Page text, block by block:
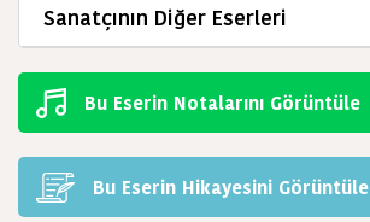
Sanatçının Diğer Eserleri
Bu Eserin Notalarını Görüntüle
Bu Eserin Hikayesini Görüntüle